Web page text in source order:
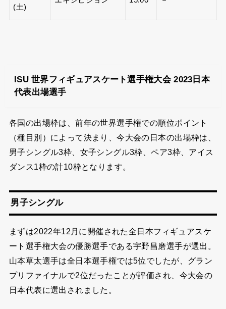
(土)
ISU 世界フィギュアスケート選手権大会 2023日本
代表出場選手
各国の出場枠は、前年の世界選手権での順位ポイント
（種目別）によって決まり、今大会の日本の出場枠は、
男子シングル3枠、女子シングル3枠、ペア3枠、アイス
ダンス1枠の計10枠となります。
男子シングル
まずは2022年12月に開催された全日本フィギュアスケ
ート選手権大会の優勝選手である宇野昌磨選手が選出。
山本草太選手は全日本選手権では5位でしたが、グラン
プリファイナルで2位だったことが評価され、今大会の
日本代表に選出されました。